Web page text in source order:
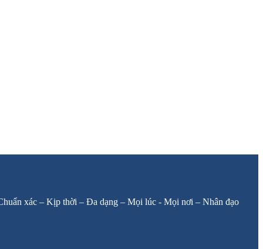
xác – Kịp thời – Đa dạng – Mọi lúc - Mọi nơi – Nhân đạo